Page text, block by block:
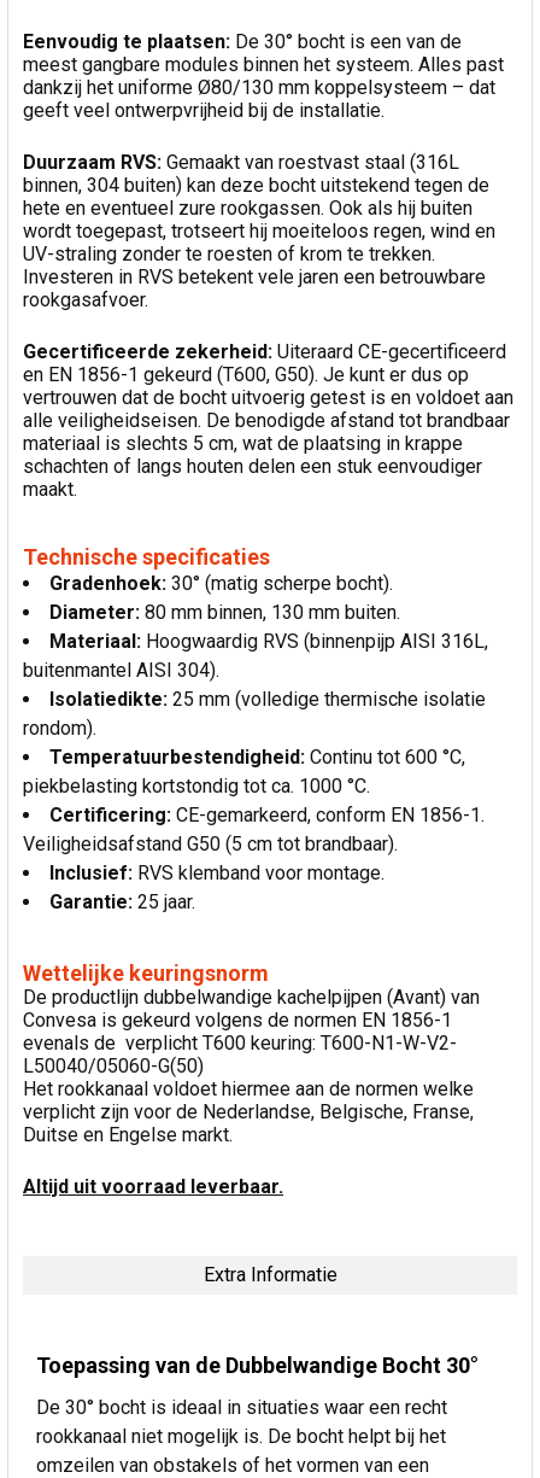
Eenvoudig te plaatsen: De 30° bocht is een van de
meest gangbare modules binnen het systeem. Alles past
dankzij het uniforme Ø80/130 mm koppelsysteem – dat
geeft veel ontwerpvrijheid bij de installatie.
Duurzaam RVS: Gemaakt van roestvast staal (316L
binnen, 304 buiten) kan deze bocht uitstekend tegen de
hete en eventueel zure rookgassen. Ook als hij buiten
wordt toegepast, trotseert hij moeiteloos regen, wind en
UV-straling zonder te roesten of krom te trekken.
Investeren in RVS betekent vele jaren een betrouwbare
rookgasafvoer.
Gecertificeerde zekerheid: Uiteraard CE-gecertificeerd
en EN 1856-1 gekeurd (T600, G50). Je kunt er dus op
vertrouwen dat de bocht uitvoerig getest is en voldoet aan
alle veiligheidseisen. De benodigde afstand tot brandbaar
materiaal is slechts 5 cm, wat de plaatsing in krappe
schachten of langs houten delen een stuk eenvoudiger
maakt.
Technische specificaties
Gradenhoek: 30° (matig scherpe bocht).
Diameter: 80 mm binnen, 130 mm buiten.
Materiaal: Hoogwaardig RVS (binnenpijp AISI 316L,
buitenmantel AISI 304).
Isolatiedikte: 25 mm (volledige thermische isolatie
rondom).
Temperatuurbestendigheid: Continu tot 600 °C,
piekbelasting kortstondig tot ca. 1000 °C.
Certificering: CE-gemarkeerd, conform EN 1856-1.
Veiligheidsafstand G50 (5 cm tot brandbaar).
Inclusief: RVS klemband voor montage.
Garantie: 25 jaar.
Wettelijke keuringsnorm
De productlijn dubbelwandige kachelpijpen (Avant) van
Convesa is gekeurd volgens de normen EN 1856-1
evenals de verplicht T600 keuring: T600-N1-W-V2-
L50040/05060-G(50)
Het rookkanaal voldoet hiermee aan de normen welke
verplicht zijn voor de Nederlandse, Belgische, Franse,
Duitse en Engelse markt.
Altijd uit voorraad leverbaar.
Extra Informatie
Toepassing van de Dubbelwandige Bocht 30°
De 30° bocht is ideaal in situaties waar een recht
rookkanaal niet mogelijk is. De bocht helpt bij het
omzeilen van obstakels of het vormen van een